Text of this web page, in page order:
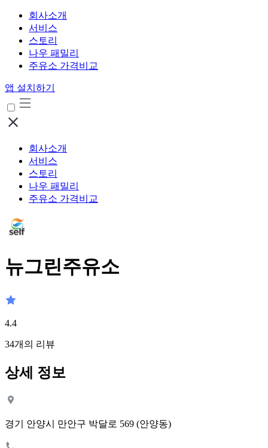
회사소개
서비스
스토리
나우 패밀리
주유소 가격비교
앱 설치하기
회사소개
서비스
스토리
나우 패밀리
주유소 가격비교
뉴그린주유소
4.4
34개의 리뷰
상세 정보
경기 안양시 만안구 박달로 569 (안양동)